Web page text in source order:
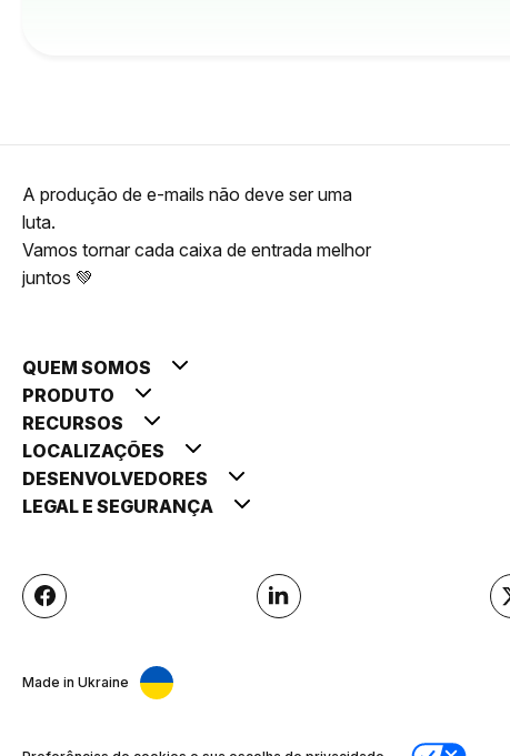
A produção de e-mails não deve ser uma
luta.
Vamos tornar cada caixa de entrada melhor
juntos 💚
QUEM SOMOS
PRODUTO
RECURSOS
LOCALIZAÇÕES
DESENVOLVEDORES
LEGAL E SEGURANÇA
Made in Ukraine